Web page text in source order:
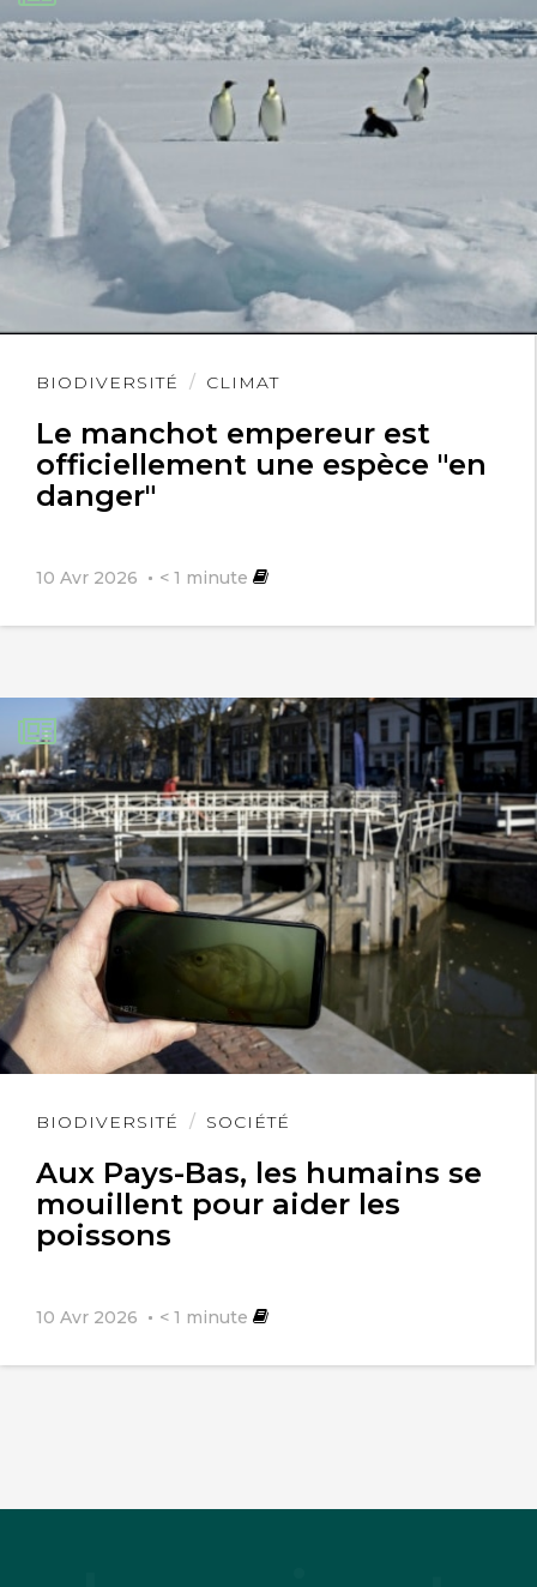
contre, il n’y avait pas de statistique
sur les oiseaux non signalé.
BIODIVERSITÉ CLIMAT
Le manchot empereur est
officiellement une espèce "en
danger"
10 Avr 2026 < 1 minute
Lire
BIODIVERSITÉ SOCIÉTÉ
Aux Pays-Bas, les humains se
mouillent pour aider les
poissons
10 Avr 2026 < 1 minute
Lire